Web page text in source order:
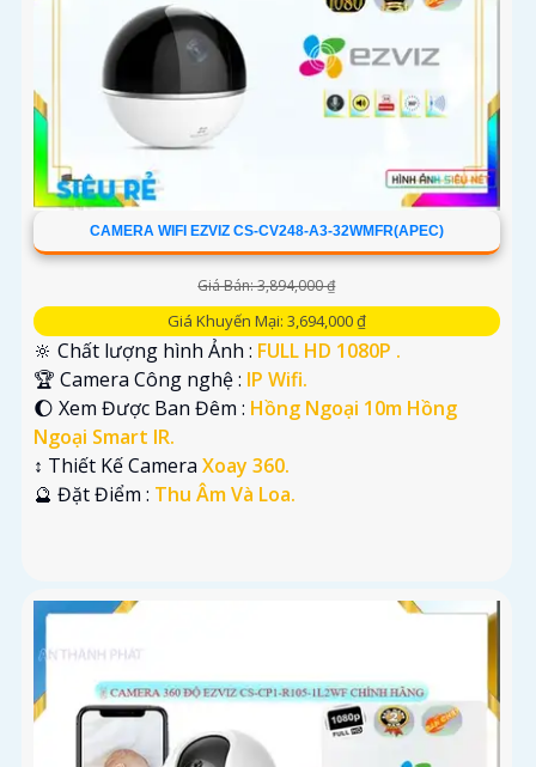
CAMERA WIFI EZVIZ CS-CV248-A3-32WMFR(APEC)
Giá Bán: 3,894,000 ₫
Giá Khuyến Mại: 3,694,000 ₫
🔆 Chất lượng hình Ảnh : FULL HD 1080P .
🏆 Camera Công nghệ : IP Wifi.
🌔 Xem Được Ban Đêm : Hồng Ngoại 10m Hồng
Ngoại Smart IR.
↕️ Thiết Kế Camera Xoay 360.
️🔮 Đặt Điểm : Thu Âm Và Loa.